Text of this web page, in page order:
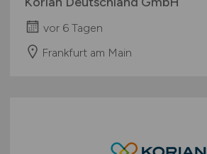
vor 6 Tagen
Frankfurt am Main